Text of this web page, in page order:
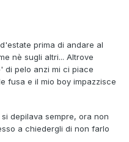
prima di andare al
nè sugli altri... Altrove
di pelo anzi mi ci piace
fusa e il mio boy impazzisce
depilava sempre, ora non
a chiedergli di non farlo